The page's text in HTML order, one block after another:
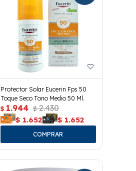
Protector Solar Eucerin Fps 50
Toque Seco Tono Medio 50 Ml.
$ 1.944 $ 2.430
$ 1.652 $ 1.652